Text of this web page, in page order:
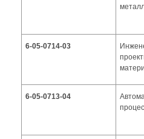
6-05-0714-03
6-05-0713-04